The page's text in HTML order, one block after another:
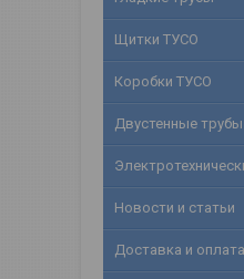
Щитки ТУСО
Коробки ТУСО
Двустенные трубы
Новости и статьи
Доставка и оплата